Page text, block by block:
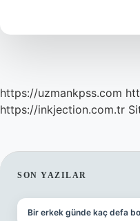
Demek
https://uzmankpss.com
https://inkjection.com.tr
SIDEBAR
SON YAZILAR
Bir erkek günde kaç defa